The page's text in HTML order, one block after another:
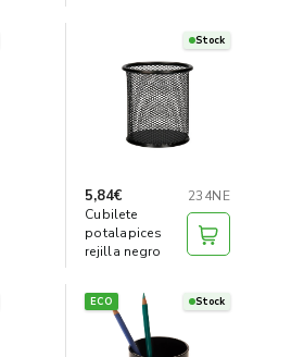
›
›
›
Stock
5,84€
234NE
Cubilete
potalapices
rejilla negro
ECO Stock